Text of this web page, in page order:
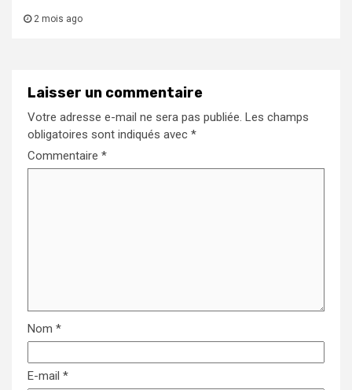
2 mois ago
Laisser un commentaire
Votre adresse e-mail ne sera pas publiée. Les champs
obligatoires sont indiqués avec *
Commentaire *
Nom *
E-mail *